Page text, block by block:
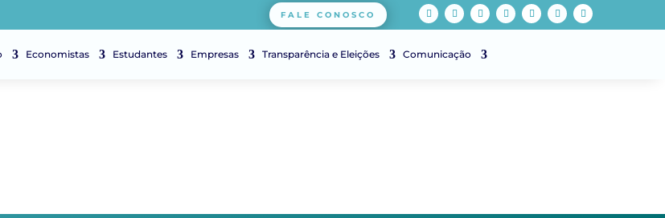
FALE CONOSCO
Economistas Estudantes Empresas Transparência e Eleições Comunicação